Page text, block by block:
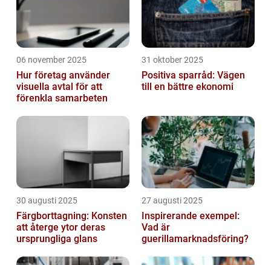
06 november 2025
Hur företag använder
visuella avtal för att
förenkla samarbeten
31 oktober 2025
Positiva sparråd: Vägen
till en bättre ekonomi
30 augusti 2025
Färgborttagning: Konsten
att återge ytor deras
ursprungliga glans
27 augusti 2025
Inspirerande exempel:
Vad är
guerillamarknadsföring?